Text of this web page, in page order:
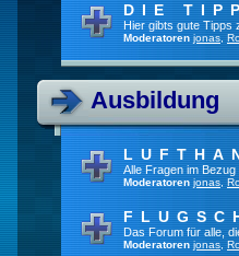
DIE
Hier gibts gute Tipps
Moderatoren jonas
Ausbildung
Alle Fragen im
Moderatoren jonas
Das Forum für alle,
Moderatoren jonas